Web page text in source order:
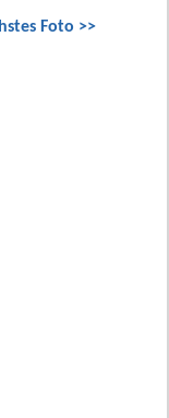
Foto >>